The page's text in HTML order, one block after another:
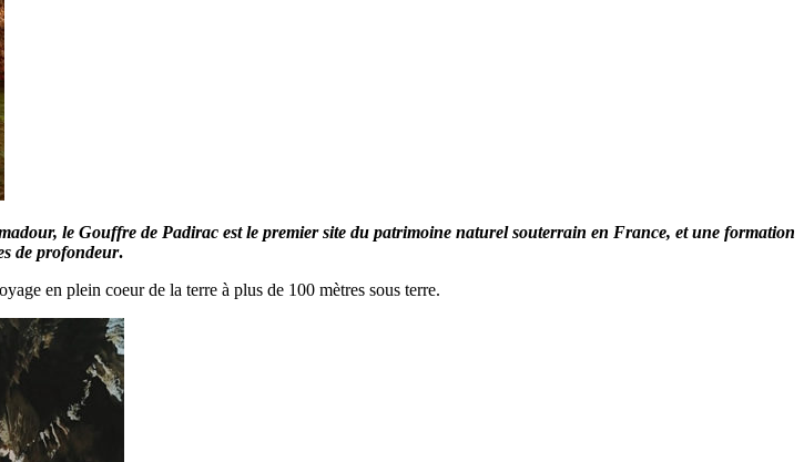
le Gouffre de Padirac est le premier site du patrimoine naturel souterrain en France, et une formation
de profondeur.
en plein coeur de la terre à plus de 100 mètres sous terre.